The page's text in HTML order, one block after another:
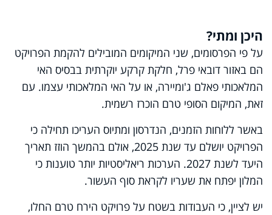
היכן ומתי?
על פי הפרסומים, שני המיקומים המובילים להקמת הפרויקט
הם באזור דובאי פרל, חלקת קרקע יוקרתית בבסיס האי
המלאכותי פאלם ג'ומיירה, או על האי המלאכותי עצמו. עם
זאת, המיקום הסופי טרם הוכרז רשמית.
באשר ללוחות הזמנים, הנדרסון ומתיוס העריכו תחילה כי
הפרויקט יושלם עד שנת 2025, אולם בהמשך הוזז תאריך
היעד לשנת 2027. הערכות ריאליסטיות יותר טוענות כי
המלון יפתח את שעריו לקראת סוף העשור.
יש לציין, כי העבודות בשטח על פרויקט הירח טרם החלו,